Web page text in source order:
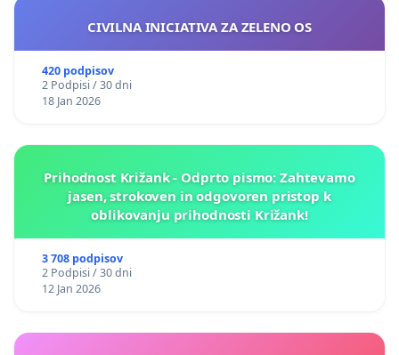
CIVILNA INICIATIVA ZA ZELENO OS
420 podpisov
2 Podpisi / 30 dni
18 Jan 2026
Prihodnost Križank - Odprto pismo: Zahtevamo
jasen, strokoven in odgovoren pristop k
oblikovanju prihodnosti Križank!
3 708 podpisov
2 Podpisi / 30 dni
12 Jan 2026